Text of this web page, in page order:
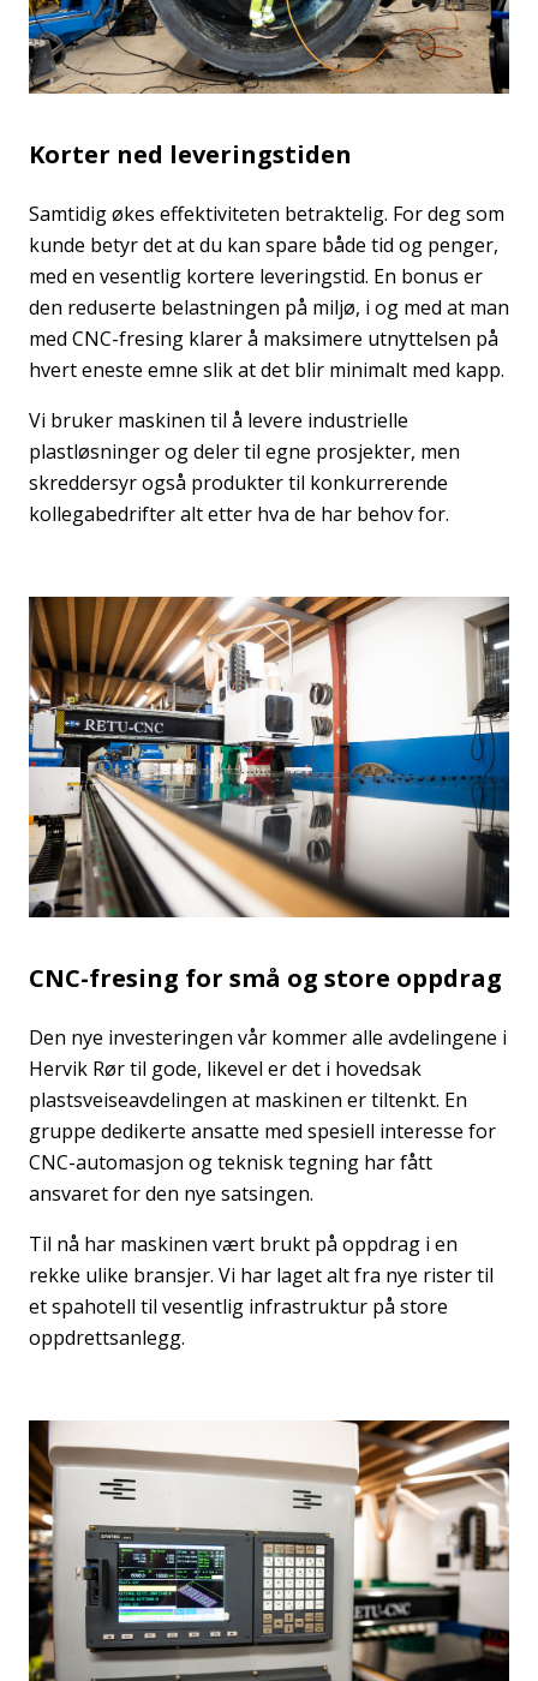
Korter ned leveringstiden
Samtidig økes effektiviteten betraktelig. For deg som
kunde betyr det at du kan spare både tid og penger,
med en vesentlig kortere leveringstid. En bonus er
den reduserte belastningen på miljø, i og med at man
med CNC-fresing klarer å maksimere utnyttelsen på
hvert eneste emne slik at det blir minimalt med kapp.
Vi bruker maskinen til å levere industrielle
plastløsninger og deler til egne prosjekter, men
skreddersyr også produkter til konkurrerende
kollegabedrifter alt etter hva de har behov for.
CNC-fresing for små og store oppdrag
Den nye investeringen vår kommer alle avdelingene i
Hervik Rør til gode, likevel er det i hovedsak
plastsveiseavdelingen at maskinen er tiltenkt. En
gruppe dedikerte ansatte med spesiell interesse for
CNC-automasjon og teknisk tegning har fått
ansvaret for den nye satsingen.
Til nå har maskinen vært brukt på oppdrag i en
rekke ulike bransjer. Vi har laget alt fra nye rister til
et spahotell til vesentlig infrastruktur på store
oppdrettsanlegg.